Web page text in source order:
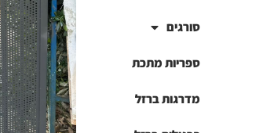
סורגים
ספריות מתכת
מדרגות ברזל